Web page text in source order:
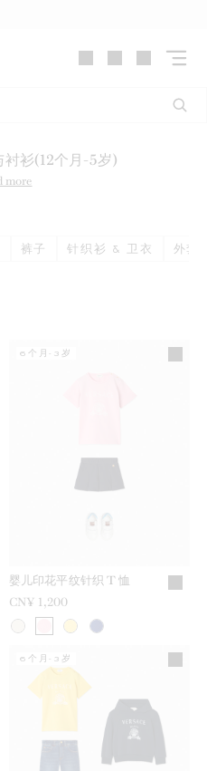
衫(12个月-5岁)
more
裤子 针织衫 & 卫衣 外套
婴儿印花平纹针织 T 恤
CN¥ 1,200
6个月-3岁
6个月-3岁